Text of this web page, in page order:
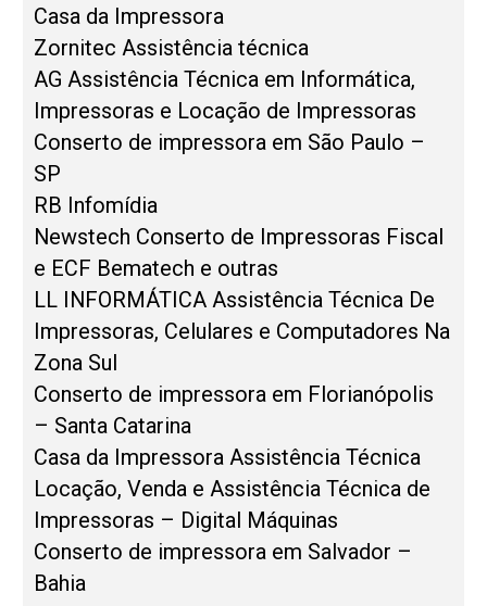
Casa da Impressora
Zornitec Assistência técnica
AG Assistência Técnica em Informática,
Impressoras e Locação de Impressoras
Conserto de impressora em São Paulo –
SP
RB Infomídia
Newstech Conserto de Impressoras Fiscal
e ECF Bematech e outras
LL INFORMÁTICA Assistência Técnica De
Impressoras, Celulares e Computadores Na
Zona Sul
Conserto de impressora em Florianópolis
– Santa Catarina
Casa da Impressora Assistência Técnica
Locação, Venda e Assistência Técnica de
Impressoras – Digital Máquinas
Conserto de impressora em Salvador –
Bahia